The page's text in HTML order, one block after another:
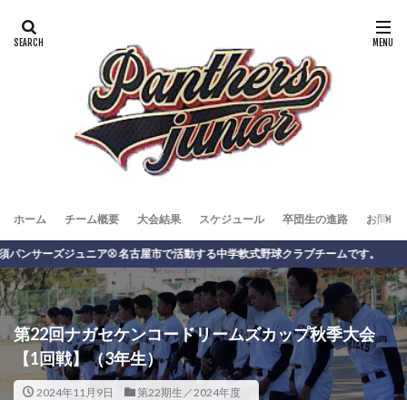
ホーム チーム概要 大会結果 スケジュール 卒団生の進路 お問い
ジュニア⚾️ 名古屋市で活動する中学軟式野球クラブチームです。
第22回ナガセケンコードリームズカップ秋季大会
【1回戦】（3年生）
2024年11月9日 第22期生／2024年度